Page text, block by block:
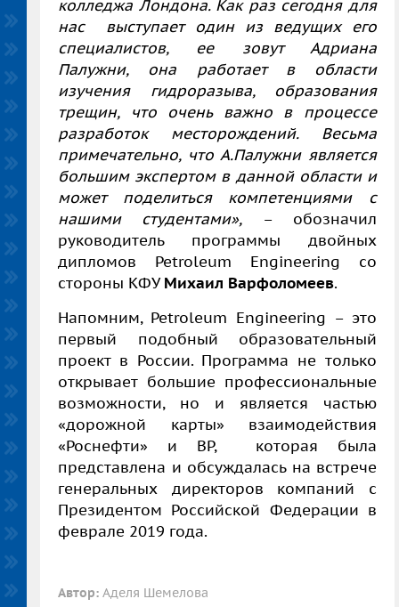
колледжа Лондона. Как раз сегодня для
нас выступает один из ведущих его
специалистов, ее зовут Адриана
Палужни, она работает в области
изучения гидроразыва, образования
трещин, что очень важно в процессе
разработок месторождений. Весьма
примечательно, что А.Палужни является
большим экспертом в данной области и
может поделиться компетенциями с
нашими студентами», – обозначил
руководитель программы двойных
дипломов Petroleum Engineering со
стороны КФУМихаил Варфоломеев.
Напомним, Petroleum Engineering – это
первый подобный образовательный
проект в России. Программа не только
открывает большие профессиональные
возможности, но и является частью
«дорожной карты» взаимодействия
«Роснефти» и ВР, которая была
представлена и обсуждалась на встрече
генеральных директоров компаний с
Президентом Российской Федерации в
феврале 2019 года.
Автор: Аделя Шемелова